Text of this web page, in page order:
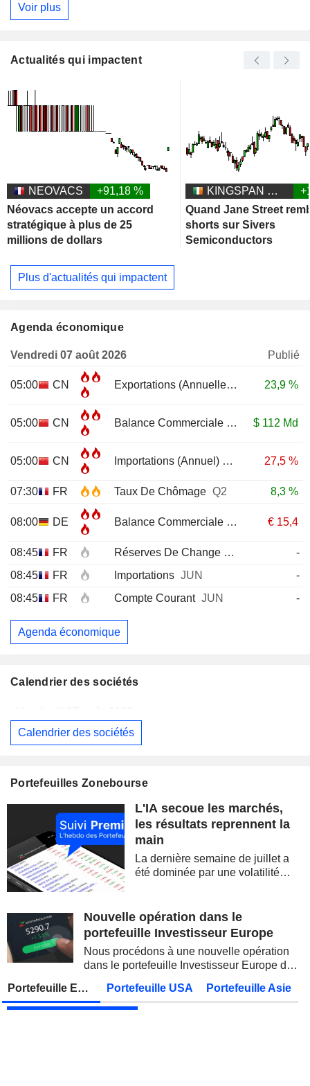
Voir plus
Actualités qui impactent
NEOVACS
+91,18 %
Néovacs accepte un accord
stratégique à plus de 25
millions de dollars
KINGSPAN GROUP PLC
Quand Jane Street
shorts sur Sivers
Semiconductors
Plus d'actualités qui impactent
Agenda économique
Vendredi 07 août 2026 Publié
05:00 CN Exportations (Annuelle) 23,9 %
05:00 CN Balance CommercialeJUL $ 112 Md
05:00 CN Importations (Annuel)JUL 27,5 %
07:30 FR Taux De Chômage Q2 8,3 %
08:00 DE Balance CommercialeJUN € 15,4
08:45 FR Réserves De ChangeJUL
-
08:45
FR Importations JUN
-
08:45
FR Compte Courant JUN -
Agenda économique
Calendrier des sociétés
EUTELSAT COMMUNICATIONS
STATE BANK OF INDIA
OVERSEA-CHINESE BANKING CORPORATION LIMITED Publication des résultats - Q2 2026
MUNICH RE
JAPAN POST BANK CO., LTD. Publication des résultats - Q1 2027
ADNOC GAS PLC
KDDI CORPORATION Publication des résultats - Q1 2027
FUJIKURA LTD. Publication des résultats - Q1 2027
Calendrier des sociétés
Portefeuilles Zonebourse
L'IA secoue les marchés,
les résultats reprennent la
main
La dernière semaine de juillet a
été dominée par une volatilité
semi-conducteurs. Les
inquiétudes sur la soutenabilité
Nouvelle opération dans le
portefeuille Investisseur Europe
Nous procédons à une nouvelle opération
dans le portefeuille Investisseur Europe de
Portefeuille Europe Portefeuille USA Portefeuille Asie